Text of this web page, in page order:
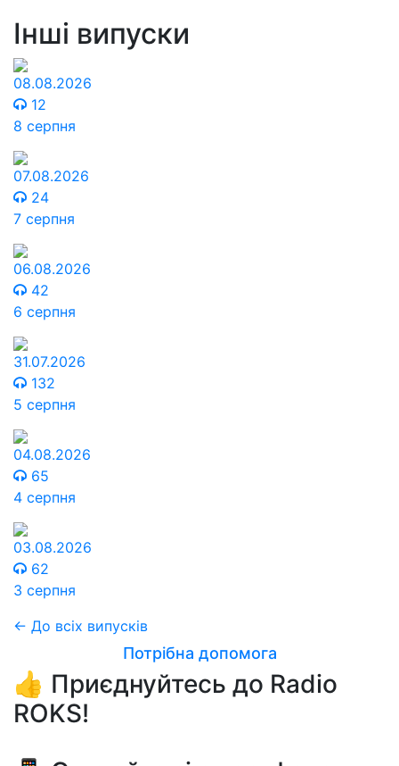
Інші випуски
08.08.2026
12
8 серпня
07.08.2026
24
7 серпня
06.08.2026
42
6 серпня
31.07.2026
132
5 серпня
04.08.2026
65
4 серпня
03.08.2026
62
3 серпня
← До всіх випусків
Потрібна допомога
👍 Приєднуйтесь до Radio
ROKS!